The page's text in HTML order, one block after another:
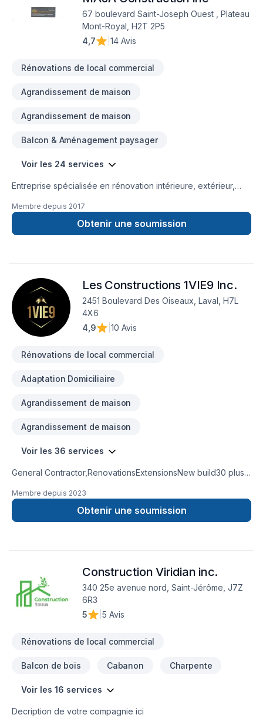
67 boulevard Saint-Joseph Ouest , Plateau
Mont-Royal, H2T 2P5
4,7
14 Avis
Rénovations de local commercial
Agrandissement de maison
Agrandissement de maison
Balcon & Aménagement paysager
Voir les 24 services
Entreprise spécialisée en rénovation intérieure, extérieur,
bain,cuisine,portes et fenêtres,murs porteurs , structure
Membre depuis 2017
Obtenir une soumission
Les Constructions 1VIE9 Inc.
2451 Boulevard Des Oiseaux, Laval, H7L
4X6
4,9
10 Avis
Rénovations de local commercial
Adaptation Domiciliaire
Agrandissement de maison
Agrandissement de maison
Voir les 36 services
General Contractor,RenovationsExtensionsNew build30 plus
remodeling basement remodel
Membre depuis 2023
Obtenir une soumission
Construction Viridian inc.
340 25e avenue nord, Saint-Jérôme, J7Z
6R3
5
5 Avis
Rénovations de local commercial
Balcon de bois Cabanon Charpente
Voir les 16 services
Decription de votre compagnie ici